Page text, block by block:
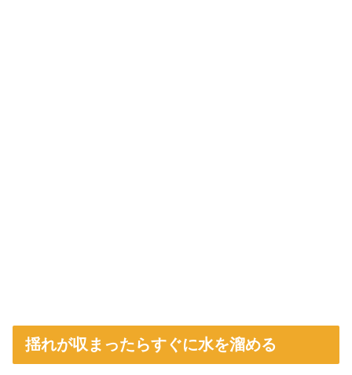
揺れが収まったらすぐに水を溜める